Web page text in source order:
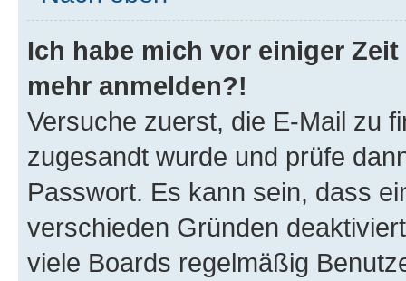
Ich habe mich vor einiger
mehr anmelden?!
Versuche zuerst, die E-Mail zu
zugesandt wurde und prüfe
Passwort. Es kann sein, dass
verschieden Gründen
viele Boards regelmäßig